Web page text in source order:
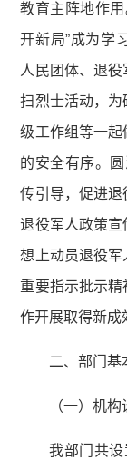
教育主阵地作用
开新局”成为学
人民团体、退
扫烈士活动，
级工作组等一
的安全有序。
传引导，促进
退役军人政策
想上动员退役
重要指示批示
作开展取得新成
二、部门基
（一）机
我部门共